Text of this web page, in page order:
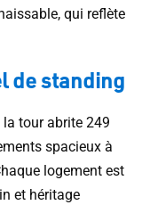
qui reflète
de standing
la tour abrite 249
spacieux à
logement est
et héritage